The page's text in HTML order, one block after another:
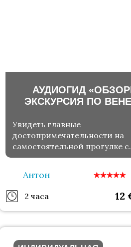
АУДИОГИД
ЭКСКУРСИЯ ПО
Увидеть главные
достопримечательности на
самостоятельной прогулке с
аудиогидом
Антон
2 часа 12